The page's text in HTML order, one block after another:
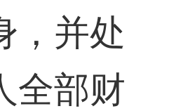
，并处
全部财